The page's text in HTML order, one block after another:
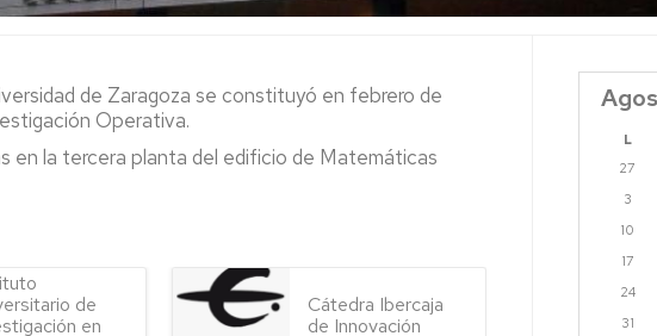
de Zaragoza se constituyó en febrero de
Operativa.
en la tercera planta del edificio de Matemáticas
de
en
Cátedra Ibercaja
de Innovación
L
27
3
10
17
24
31